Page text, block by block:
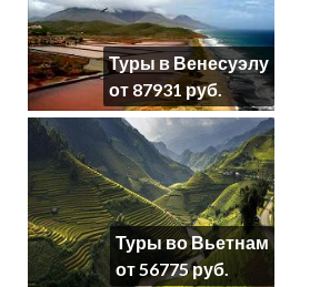
Туры в Венесуэлу
от 87931 руб.
Туры во Вьетнам
от 56775 руб.